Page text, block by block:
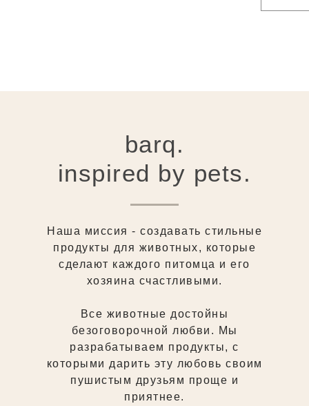
barq.
inspired by pets.
Наша миссия - создавать стильные
продукты для животных, которые
сделают каждого питомца и его
хозяина счастливыми.
Все животные достойны
безоговорочной любви. Мы
разрабатываем продукты, с
которыми дарить эту любовь своим
пушистым друзьям проще и
приятнее.